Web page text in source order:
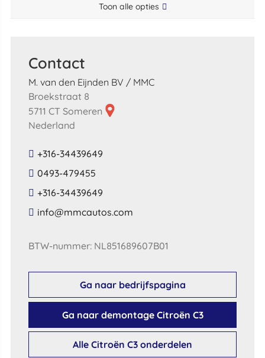
Toon alle opties
Contact
M. van den Eijnden BV / MMC
Broekstraat 8
5711 CT Someren
Nederland
+316-34439649
0493-479455
+316-34439649
​info​@​mmcautos​.​com​
BTW-nummer: NL851689607B01
Ga naar bedrijfspagina
Ga naar demontage Citroën C3
Alle Citroën C3 onderdelen